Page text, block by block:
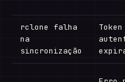
rclone falha
na
sincronização